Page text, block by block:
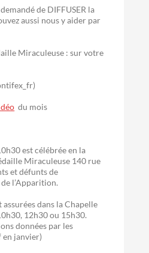
de DIFFUSER la
aussi nous y aider par
Miraculeuse : sur votre
du mois
est célébrée en la
Miraculeuse 140 rue
et défunts de
l’Apparition.
assurées dans la Chapelle
12h30 ou 15h30.
données par les
en janvier)